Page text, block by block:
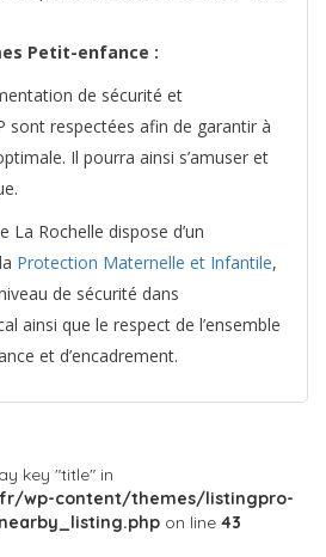
Petit-enfance :
de sécurité et
sont respectées afin de garantir à
Il pourra ainsi s’amuser et
La Rochelle dispose d’un
Protection Maternelle et Infantile,
de sécurité dans
ainsi que le respect de l’ensemble
et d’encadrement.
key "title" in
wp-content/themes/listingpro-
on line 43